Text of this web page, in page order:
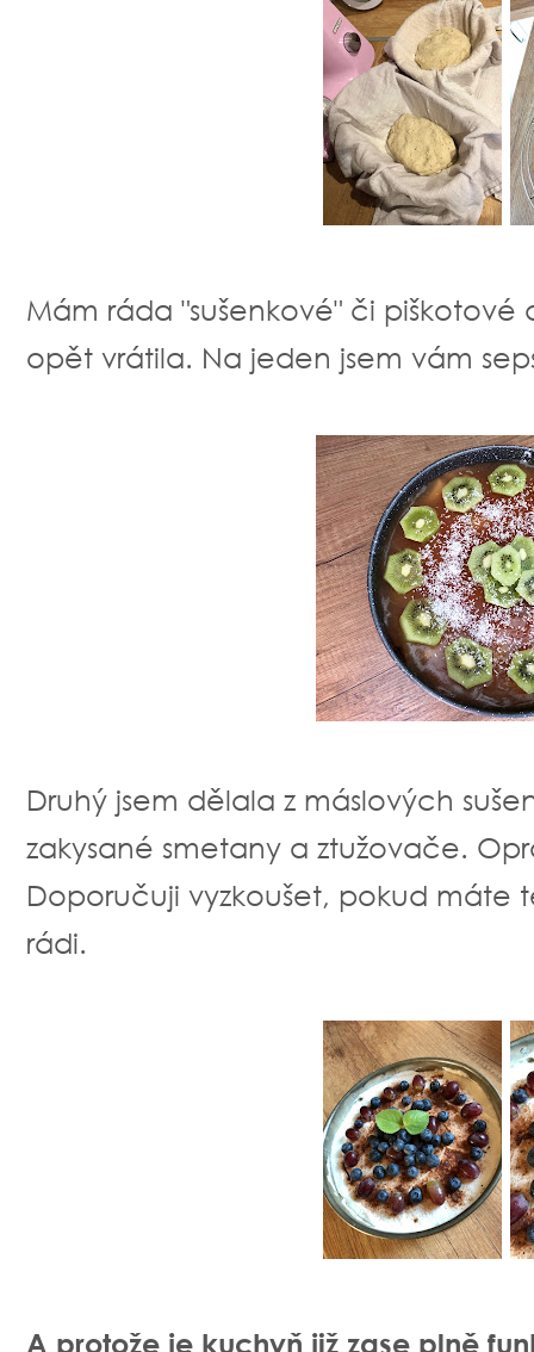
Mám ráda "sušenkové" či piškotové
opět vrátila. Na jeden jsem vám
Druhý jsem dělala z máslových
zakysané smetany a ztužovače.
Doporučuji vyzkoušet, pokud máte
rádi.
A protože je kuchyň již zase plně